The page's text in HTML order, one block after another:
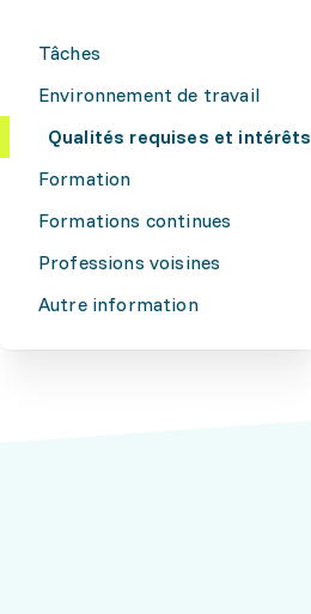
Tâches
Environnement de travail
Qualités requises et intérêts
Formation
Formations continues
Professions voisines
Autre information